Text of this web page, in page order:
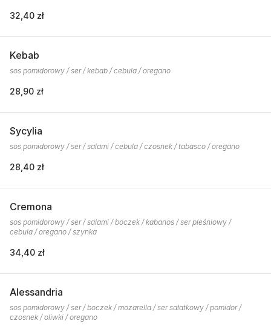
32,40 zł
Kebab
sos pomidorowy / ser / kebab / cebula / oregano
28,90 zł
Sycylia
sos pomidorowy / ser / salami / cebula / czosnek / tabasco / oregano
28,40 zł
Cremona
sos pomidorowy / ser / salami / boczek / kabanos / ser pleśniowy /
cebula / oregano / szynka
34,40 zł
Alessandria
sos pomidorowy / ser / boczek / mozarella / ser sałatkowy / pomidor /
czosnek / oliwki / oregano